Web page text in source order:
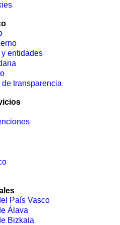
entidades
transparencia
País Vasco
Álava
Bizkaia